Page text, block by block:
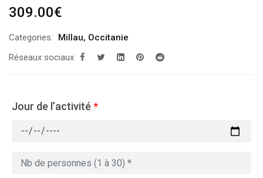
309.00€
Categories: Millau, Occitanie
Réseaux sociaux
Jour de l’activité *